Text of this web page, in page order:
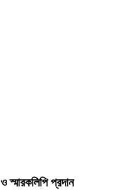
স্মারকলিপি প্রদান